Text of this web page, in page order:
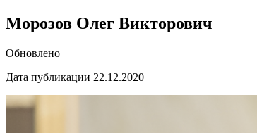
Морозов Олег Викторович
Обновлено
Дата публикации 22.12.2020